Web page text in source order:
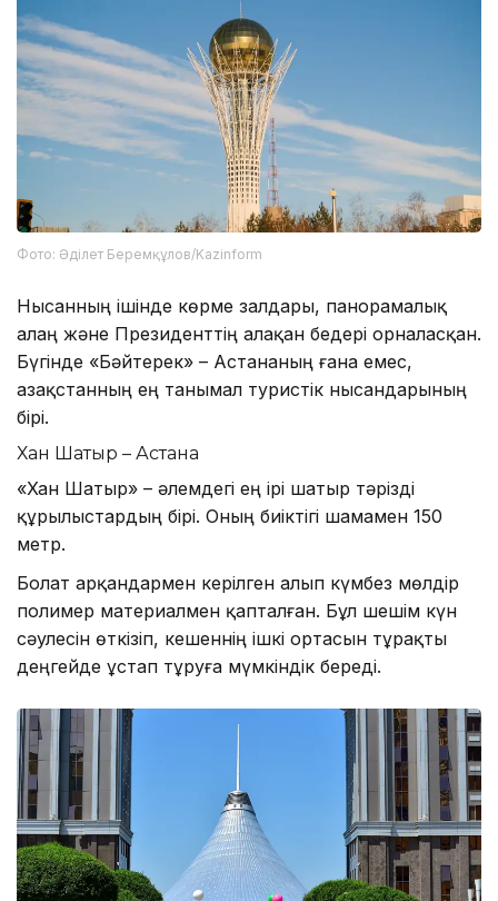
Фото: Әділет Беремқұлов/Kazinform
Нысанның ішінде көрме залдары, панорамалық
алаң және Президенттің алақан бедері орналасқан.
Бүгінде «Бәйтерек» – Астананың ғана емес,
Қазақстанның ең танымал туристік нысандарының
бірі.
Хан Шатыр – Астана
«Хан Шатыр» – әлемдегі ең ірі шатыр тәрізді
құрылыстардың бірі. Оның биіктігі шамамен 150
метр.
Болат арқандармен керілген алып күмбез мөлдір
полимер материалмен қапталған. Бұл шешім күн
сәулесін өткізіп, кешеннің ішкі ортасын тұрақты
деңгейде ұстап тұруға мүмкіндік береді.